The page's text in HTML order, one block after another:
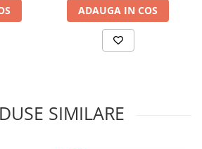
ADAUGA IN COS
SIMILARE